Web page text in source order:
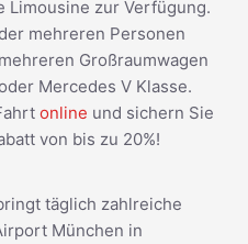
Limousine zur Verfügung.
mehreren Personen
Großraumwagen
Mercedes V Klasse.
online und sichern Sie
von bis zu 20%!
täglich zahlreiche
München in